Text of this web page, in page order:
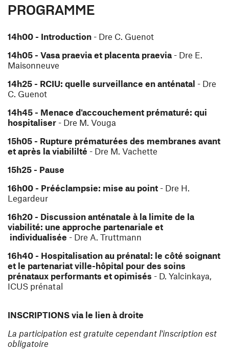
PROGRAMME
14h00 - Introduction - Dre C. Guenot
14h05 - Vasa praevia et placenta praevia - Dre E.
Maisonneuve
14h25 - RCIU: quelle surveillance en anténatal - Dre
C. Guenot
14h45 - Menace d'accouchement prématuré: qui
hospitaliser - Dre M. Vouga
15h05 - Rupture prématurées des membranes avant
et après la viabililté - Dre M. Vachette
15h25 - Pause
16h00 - Prééclampsie: mise au point - Dre H.
Legardeur
16h20 - Discussion anténatale à la limite de la
viabilité: une approche partenariale et
individualisée - Dre A. Truttmann
16h40 - Hospitalisation au prénatal: le côté soignant
et le partenariat ville-hôpital pour des soins
prénataux performants et opimisés - D. Yalcinkaya,
ICUS prénatal
INSCRIPTIONS via le lien à droite
La participation est gratuite cependant l'inscription est
obligatoire